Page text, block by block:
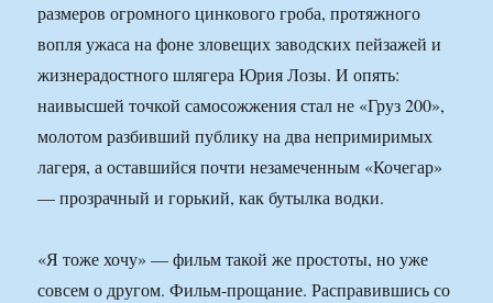
размеров огромного цинкового гроба, протяжного
вопля ужаса на фоне зловещих заводских пейзажей и
жизнерадостного шлягера Юрия Лозы. И опять:
наивысшей точкой самосожжения стал не «Груз 200»,
молотом разбивший публику на два непримиримых
лагеря, а оставшийся почти незамеченным «Кочегар»
— прозрачный и горький, как бутылка водки.
«Я тоже хочу» — фильм такой же простоты, но уже
совсем о другом. Фильм-прощание. Расправившись со